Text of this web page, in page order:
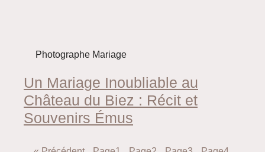
Photographe Mariage
Un Mariage Inoubliable au
Château du Biez : Récit et
Souvenirs Émus